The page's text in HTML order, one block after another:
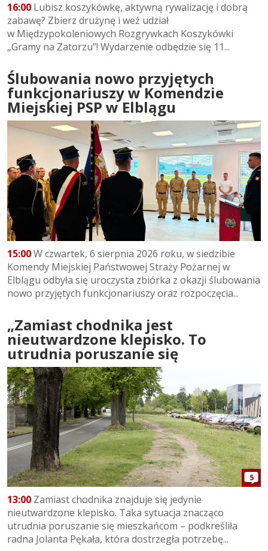
16:00 Lubisz koszykówkę, aktywną rywalizację i dobrą
zabawę? Zbierz drużynę i weź udział
w Międzypokoleniowych Rozgrywkach Koszykówki
„Gramy na Zatorzu”! Wydarzenie odbędzie się 11...
Ślubowania nowo przyjętych
funkcjonariuszy w Komendzie
Miejskiej PSP w Elblągu
15:00W czwartek, 6 sierpnia 2026 roku, w siedzibie
Komendy Miejskiej Państwowej Straży Pożarnej w
Elblągu odbyła się uroczysta zbiórka z okazji ślubowania
nowo przyjętych funkcjonariuszy oraz rozpoczęcia...
„Zamiast chodnika jest
nieutwardzone klepisko. To
utrudnia poruszanie się
5
13:00 Zamiast chodnika znajduje się jedynie
nieutwardzone klepisko. Taka sytuacja znacząco
utrudnia poruszanie się mieszkańcom – podkreśliła
radna Jolanta Pękała, która dostrzegła potrzebę...